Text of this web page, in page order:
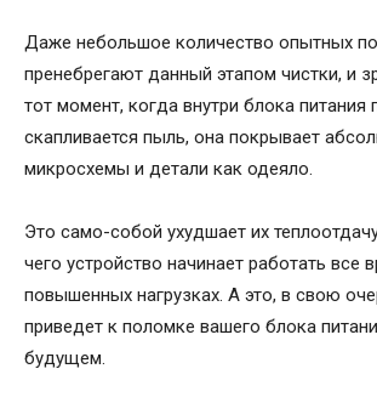
Даже небольшое количество опытных
пренебрегают данный этапом чистки, и
тот момент, когда внутри блока питания
скапливается пыль, она покрывает
микросхемы и детали как одеяло.
Это само-собой ухудшает их
чего устройство начинает работать все
повышенных нагрузках. А это, в свою
приведет к поломке вашего блока
будущем.